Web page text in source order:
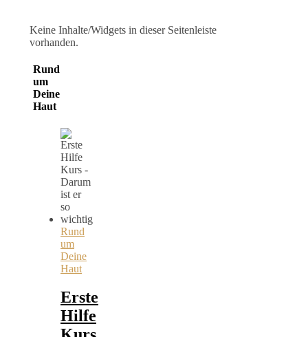
Keine Inhalte/Widgets in dieser Seitenleiste
vorhanden.
Rund
um
Deine
Haut
Rund
um
Deine
Haut
Erste
Hilfe